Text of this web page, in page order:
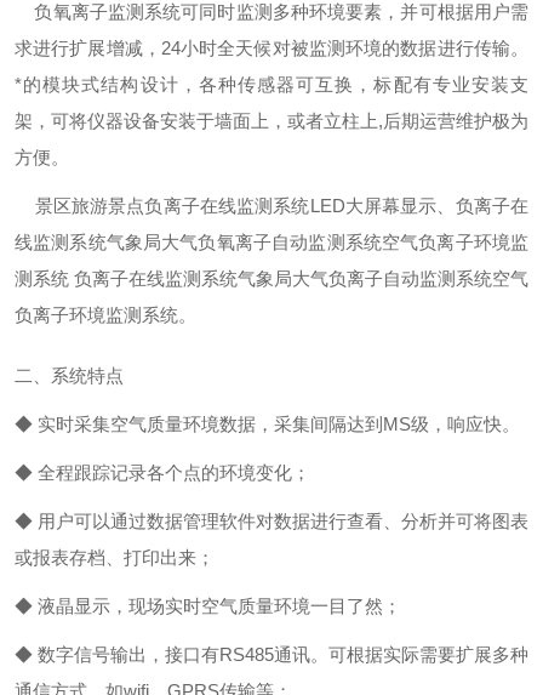
负氧离子监测系统可同时监测多种环境要素，并可根据用户需
求进行扩展增减，24小时全天候对被监测环境的数据进行传输。
*的模块式结构设计，各种传感器可互换，标配有专业安装支
架，可将仪器设备安装于墙面上，或者立柱上,后期运营维护极为
方便。
景区旅游景点负离子在线监测系统LED大屏幕显示、负离子在
线监测系统气象局大气负氧离子自动监测系统空气负离子环境监
测系统 负离子在线监测系统气象局大气负离子自动监测系统空气
负离子环境监测系统。
二、系统特点
◆ 实时采集空气质量环境数据，采集间隔达到MS级，响应快。
◆ 全程跟踪记录各个点的环境变化；
◆ 用户可以通过数据管理软件对数据进行查看、分析并可将图表
或报表存档、打印出来；
◆ 液晶显示，现场实时空气质量环境一目了然；
◆ 数字信号输出，接口有RS485通讯。可根据实际需要扩展多种
通信方式，如wifi、GPRS传输等；